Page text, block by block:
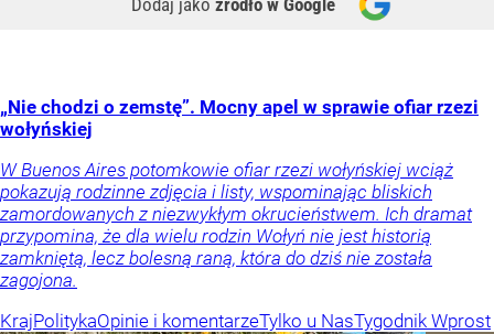
Dodaj jako źródło w Google
„Nie chodzi o zemstę”. Mocny apel w sprawie ofiar rzezi
wołyńskiej
W Buenos Aires potomkowie ofiar rzezi wołyńskiej wciąż
pokazują rodzinne zdjęcia i listy, wspominając bliskich
zamordowanych z niezwykłym okrucieństwem. Ich dramat
przypomina, że dla wielu rodzin Wołyń nie jest historią
zamkniętą, lecz bolesną raną, która do dziś nie została
zagojona.
KrajPolitykaOpinie i komentarzeTylko u NasTygodnik Wprost